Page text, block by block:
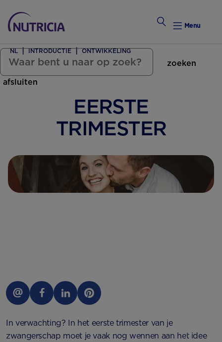
Zwanger Worden
Menu
zoeken
afsluiten
EERSTE
TRIMESTER
NL INTRODUCTIE ONTWIKKELING
In verwachting? In het eerste trimester van je
zwangerschap moet je vaak nog wennen aan het idee